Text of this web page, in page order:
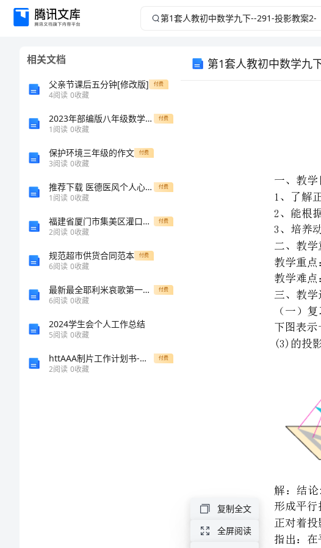
第
-291-
相关文档
父亲节课后五分钟[修改版] 付费
4阅读 0收藏
2023年部编版八年级数学下册期中考试卷及答案【最新】 付费
1阅读 0收藏
保护环境三年级的作文 付费
3阅读 0收藏
推荐下载 医德医风个人心得体会 创建廉洁医院心得体会 付费
1阅读 0收藏
福建省厦门市集美区灌口中学高中生物练习必修三 群落的结构和演替 付费
2阅读 0收藏
规范超市供货合同范本 付费
6阅读 0收藏
最新最全耶利米哀歌第一章查经资料（蔡哲民等） 付费
6阅读 0收藏
2024学生会个人工作总结
5阅读 0收藏
httAAA制片工作计划书-马文娟 付费
2阅读 0收藏
第1套人教初中数学九
二、教学重、难点
（一）复习引入新课
（二）合作学习，探究新知
复制全文
全屏阅读